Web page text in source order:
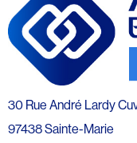
30 Rue André Lardy
97438 Sainte-Marie